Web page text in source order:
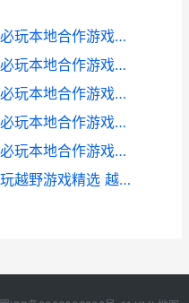
本地合作游戏主推哪个 十大必玩本地合作游戏盘点 本地合作游戏什么意思
本地合作游戏主推哪个 十大必玩本地合作游戏盘点 游戏合作模式
本地合作游戏主推哪个 十大必玩本地合作游戏盘点 本地合作游戏steam
本地合作游戏主推哪个 十大必玩本地合作游戏盘点 好玩的本地合作游戏
本地合作游戏主推哪个 十大必玩本地合作游戏盘点 本地合作的单机游戏
越野游戏哪个最好玩 十大耐玩越野游戏精选 越野游戏哪个最赚钱